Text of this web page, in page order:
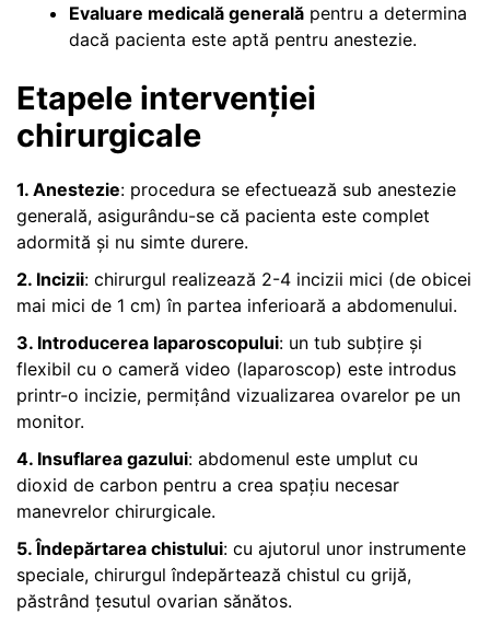
Evaluare medicală generală pentru a determina
dacă pacienta este aptă pentru anestezie.
Etapele intervenției
chirurgicale
1. Anestezie: procedura se efectuează sub anestezie
generală, asigurându-se că pacienta este complet
adormită și nu simte durere.
2. Incizii: chirurgul realizează 2-4 incizii mici (de obicei
mai mici de 1 cm) în partea inferioară a abdomenului.
3. Introducerea laparoscopului: un tub subțire și
flexibil cu o cameră video (laparoscop) este introdus
printr-o incizie, permițând vizualizarea ovarelor pe un
monitor.
4. Insuflarea gazului: abdomenul este umplut cu
dioxid de carbon pentru a crea spațiu necesar
manevrelor chirurgicale.
5. Îndepărtarea chistului: cu ajutorul unor instrumente
speciale, chirurgul îndepărtează chistul cu grijă,
păstrând țesutul ovarian sănătos.